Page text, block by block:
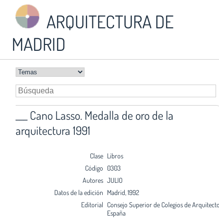
ARQUITECTURA DE
MADRID
___ Cano Lasso. Medalla de oro de la
arquitectura 1991
Clase Libros
Código 0303
Autores JULIO
Datos de la edición Madrid, 1992
Editorial Consejo Superior de Colegios de
España